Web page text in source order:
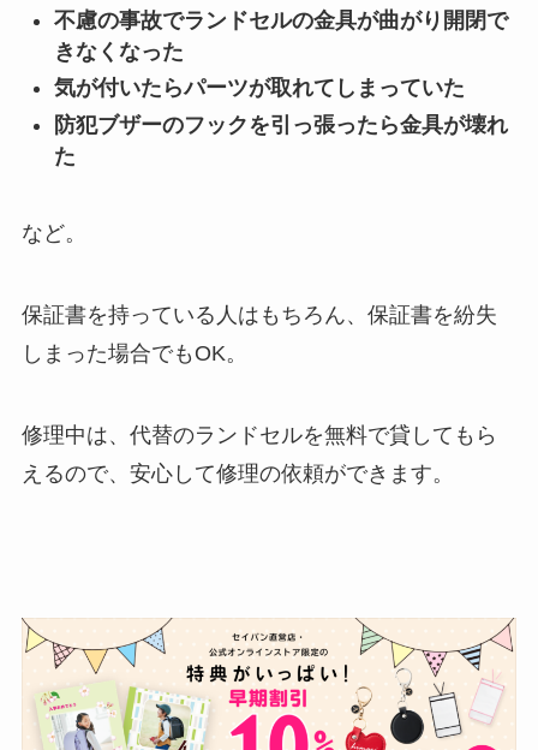
不慮の事故でランドセルの金具が曲がり開閉で
きなくなった
気が付いたらパーツが取れてしまっていた
防犯ブザーのフックを引っ張ったら金具が壊れ
た
など。
保証書を持っている人はもちろん、保証書を紛失
しまった場合でもOK。
修理中は、代替のランドセルを無料で貸してもら
えるので、安心して修理の依頼ができます。